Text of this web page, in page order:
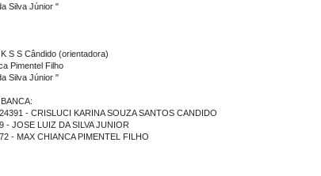
Júnior "
S S Cândido (orientadora)
Pimentel Filho
Júnior "
- CRISLUCI KARINA SOUZA SANTOS CANDIDO
- JOSE LUIZ DA SILVA JUNIOR
- MAX CHIANCA PIMENTEL FILHO